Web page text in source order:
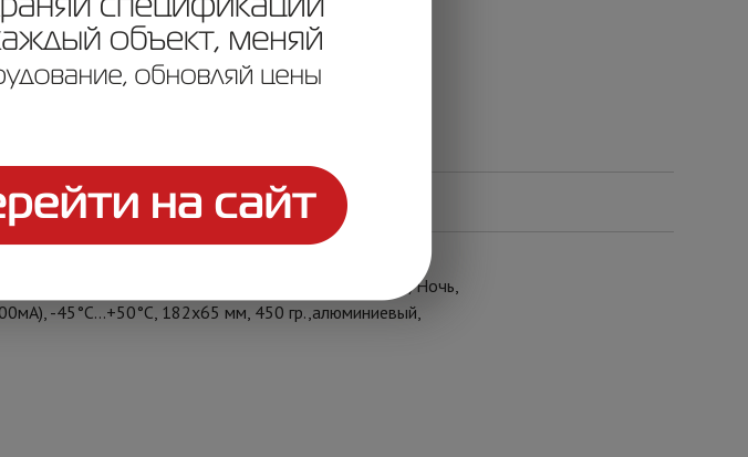
(0 Лк при включенной ИК подсветке), режим День/Ночь,
-45°С...+50°С, 182х65 мм, 450 гр.,алюминиевый,